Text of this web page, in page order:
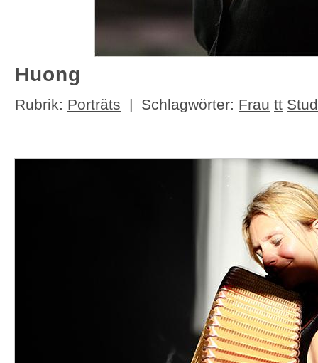
Huong
Rubrik: Porträts | Schlagwörter: Frau tt